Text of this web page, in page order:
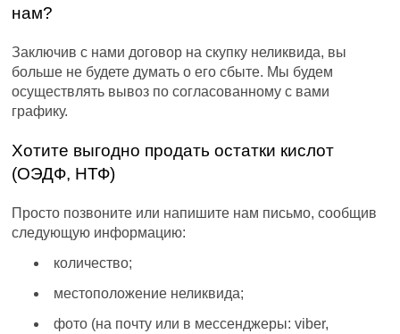
нам?
Заключив с нами договор на скупку неликвида, вы
больше не будете думать о его сбыте. Мы будем
осуществлять вывоз по согласованному с вами
графику.
Хотите выгодно продать остатки кислот
(ОЭДФ, НТФ)
Просто позвоните или напишите нам письмо, сообщив
следующую информацию:
количество;
местоположение неликвида;
фото (на почту или в мессенджеры: viber,